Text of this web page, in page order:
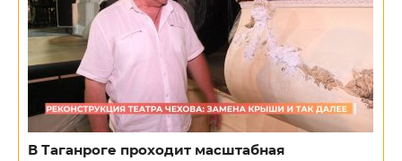
В Таганроге проходит масштабная